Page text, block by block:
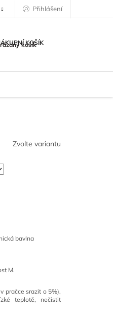
Přihlášení
KOŠÍK
košík
Zvolte variantu
bavlna
M.
pračce srazit o 5%),
teplotě, nečistit